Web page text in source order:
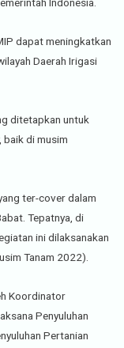
Indonesia.
dapat meningkatkan
Daerah Irigasi
ditetapkan untuk
baik di musim
ter-cover dalam
Tepatnya, di
ini dilaksanakan
Tanam 2022).
Koordinator
Penyuluhan
Pertanian